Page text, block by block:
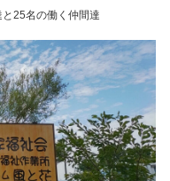
25名の働く仲間達